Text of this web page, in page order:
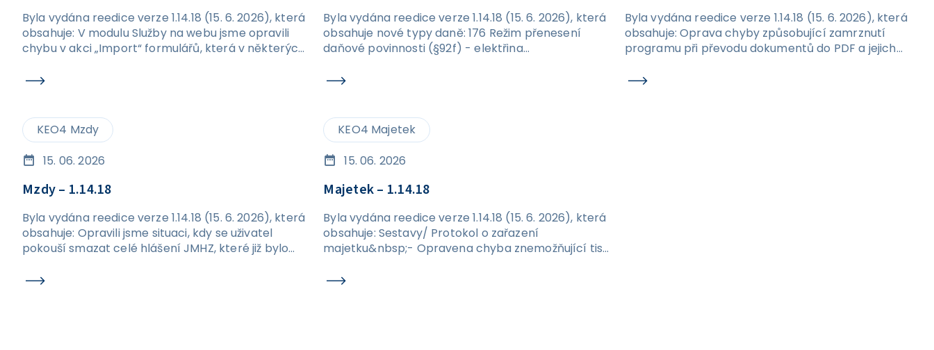
Byla vydána reedice verze 1.14.18 (15. 6. 2026), která
obsahuje: V modulu Služby na webu jsme opravili
chybu v akci „Import“ formulářů, která v některých
formulářů.
Byla vydána reedice verze 1.14.18 (15. 6. 2026), která
obsahuje nové typy daně: 176 Režim přenesení
daňové povinnosti (§92f) - elektřina
(§92f) - elektřina
Byla vydána reedice verze 1.14.18 (15. 6. 2026), která
obsahuje: Oprava chyby způsobující zamrznutí
programu při převodu dokumentů do PDF a jejich
KEO4 Mzdy
15. 06. 2026
Mzdy – 1.14.18
Byla vydána reedice verze 1.14.18 (15. 6. 2026), která
obsahuje: Opravili jsme situaci, kdy se uživatel
pokouší smazat celé hlášení JMHZ, které již bylo
podání zobrazí hláška a nedojde k promazání dat v
KEO4 Majetek
15. 06. 2026
Majetek – 1.14.18
Byla vydána reedice verze 1.14.18 (15. 6. 2026), která
obsahuje: Sestavy/ Protokol o zařazení
majetku&nbsp;- Opravena chyba znemožňující tisk
Transfery / Detail – AU 403 - Odstraněn problém s